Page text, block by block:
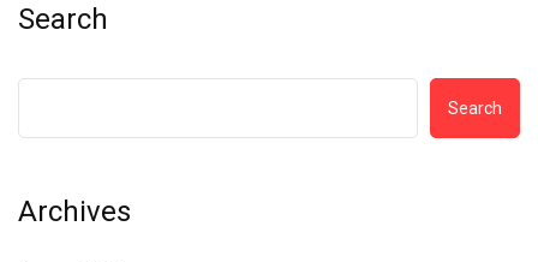
Search
Search
Archives